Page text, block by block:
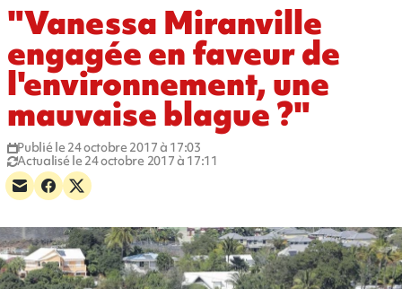
"Vanessa Miranville
engagée en faveur de
l'environnement, une
mauvaise blague ?"
Publié le 24 octobre 2017 à 17:03
Actualisé le 24 octobre 2017 à 17:11